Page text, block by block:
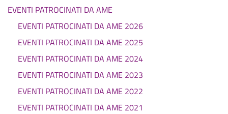
EVENTI PATROCINATI DA AME
EVENTI PATROCINATI DA AME 2026
EVENTI PATROCINATI DA AME 2025
EVENTI PATROCINATI DA AME 2024
EVENTI PATROCINATI DA AME 2023
EVENTI PATROCINATI DA AME 2022
EVENTI PATROCINATI DA AME 2021